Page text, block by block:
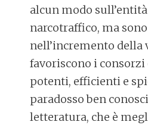
alcun modo
narcotraffico, ma
nell’incremento della
favoriscono i
potenti, efficienti e
paradosso ben
letteratura, che è